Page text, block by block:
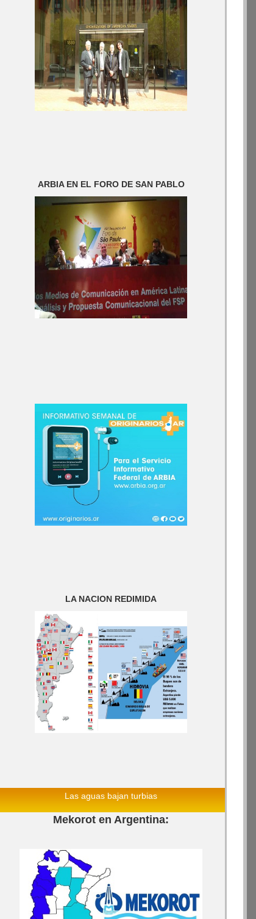
ARBIA EN EL FORO DE SAN PABLO
LA NACION REDIMIDA
Las aguas bajan turbias
Mekorot en Argentina: